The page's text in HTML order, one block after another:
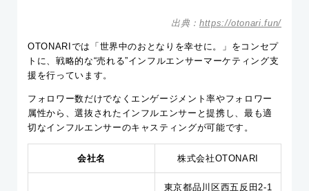
出典： https://otonari.fun/
OTONARIでは「世界中のおとなりを幸せに。」をコンセプ
トに、戦略的な“売れる”インフルエンサーマーケティング支
援を行っています。
フォロワー数だけでなくエンゲージメント率やフォロワー
属性から、選抜されたインフルエンサーと提携し、最も適
切なインフルエンサーのキャスティングが可能です。
会社名 株式会社OTONARI
東京都品川区西五反田2-1